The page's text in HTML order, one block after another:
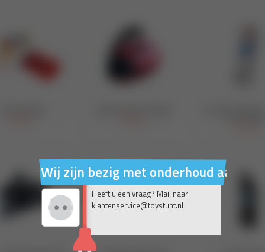
Wij zijn bezig met onderhoud aan
Heeft u een vraag? Mail naar
klantenservice@toystunt.nl